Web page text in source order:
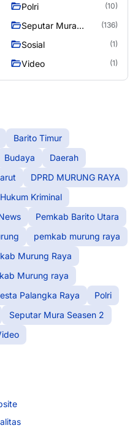
Polri (10)
Seputar Mura
(136)
Sosial (1)
Video (1)
Barito Timur
Budaya
Daerah
DPRD MURUNG RAYA
Hukum Kriminal
Pemkab Barito Utara
pemkab murung raya
Murung Raya
Murung raya
Palangka Raya
Polri
Seputar Mura Seasen 2